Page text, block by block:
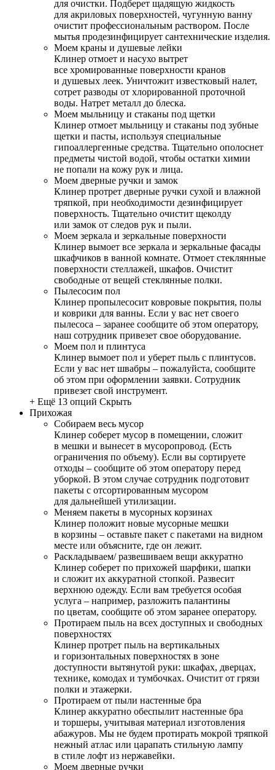
для очистки. Подберет щадящую жидкость
для акриловых поверхностей, чугунную ванну
очистит профессиональным раствором. После
мытья продезинфицирует сантехнические изделия.
Моем краны и душевые лейки
Клинер отмоет и насухо вытрет
все хромированные поверхности кранов
и душевых леек. Уничтожит известковый налет,
сотрет разводы от хлорированной проточной
воды. Натрет металл до блеска.
Моем мыльницу и стаканы под щетки
Клинер отмоет мыльницу и стаканы под зубные
щетки и пасты, используя специальные
гипоаллергенные средства. Тщательно ополоснет
предметы чистой водой, чтобы остатки химии
не попали на кожу рук и лица.
Моем дверные ручки и замок
Клинер протрет дверные ручки сухой и влажной
тряпкой, при необходимости дезинфицирует
поверхность. Тщательно очистит щеколду
или замок от следов рук и пыли.
Моем зеркала и зеркальные поверхности
Клинер вымоет все зеркала и зеркальные фасады
шкафчиков в ванной комнате. Отмоет стеклянные
поверхности стеллажей, шкафов. Очистит
свободные от вещей стеклянные полки.
Пылесосим пол
Клинер пропылесосит ковровые покрытия, полы
и коврики для ванны. Если у вас нет своего
пылесоса – заранее сообщите об этом оператору,
наш сотрудник привезет свое оборудование.
Моем пол и плинтуса
Клинер вымоет пол и уберет пыль с плинтусов.
Если у вас нет швабры – пожалуйста, сообщите
об этом при оформлении заявки. Сотрудник
привезет свой инструмент.
+ Ещё 13 опций Скрыть
Прихожая
Собираем весь мусор
Клинер соберет мусор в помещении, сложит
в мешки и вынесет в мусоропровод. (Есть
ограничения по объему). Если вы сортируете
отходы – сообщите об этом оператору перед
уборкой. В этом случае сотрудник подготовит
пакеты с отсортированным мусором
для дальнейшей утилизации.
Меняем пакеты в мусорных корзинах
Клинер положит новые мусорные мешки
в корзины – оставьте пакет с пакетами на видном
месте или объясните, где он лежит.
Раскладываем/ развешиваем вещи аккуратно
Клинер соберет по прихожей шарфики, шапки
и сложит их аккуратной стопкой. Развесит
верхнюю одежду. Если вам требуется особая
услуга – например, разложить палантины
по цветам, сообщите об этом заранее оператору.
Протираем пыль на всех доступных и свободных
поверхностях
Клинер протрет пыль на вертикальных
и горизонтальных поверхностях в зоне
доступности вытянутой руки: шкафах, дверцах,
технике, комодах и тумбочках. Очистит от грязи
полки и этажерки.
Протираем от пыли настенные бра
Клинер аккуратно обеспылит настенные бра
и торшеры, учитывая материал изготовления
абажуров. Мы не будем протирать мокрой тряпкой
нежный атлас или царапать стильную лампу
в стиле лофт из нержавейки.
Моем дверные ручки